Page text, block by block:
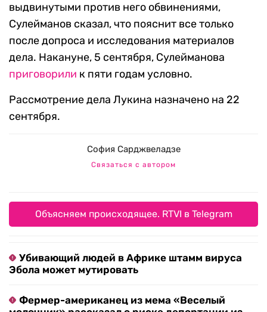
выдвинутыми против него обвинениями,
Сулейманов сказал, что пояснит все только
после допроса и исследования материалов
дела. Накануне, 5 сентября, Сулейманова
приговорили к пяти годам условно.
Рассмотрение дела Лукина назначено на 22
сентября.
София Сарджвеладзе
Связаться с автором
Объясняем происходящее. RTVI в Telegram
Убивающий людей в Африке штамм вируса
Эбола может мутировать
Фермер-американец из мема «Веселый